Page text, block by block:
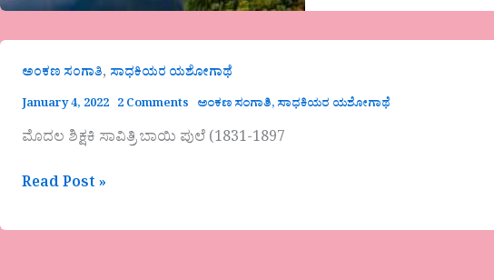
ಅಂಕಣ ಸಂಗಾತಿ, ಸಾಧಕಿಯರ ಯಶೋಗಾಥೆ
January 4, 2022 2 Comments ಅಂಕಣ ಸಂಗಾತಿ,ಸಾಧಕಿಯರ ಯಶೋಗಾಥೆ
ಮೊದಲ ಶಿಕ್ಷಕಿ ಸಾವಿತ್ರಿ ಬಾಯಿ ಪುಲೆ (1831-1897
Read Post »